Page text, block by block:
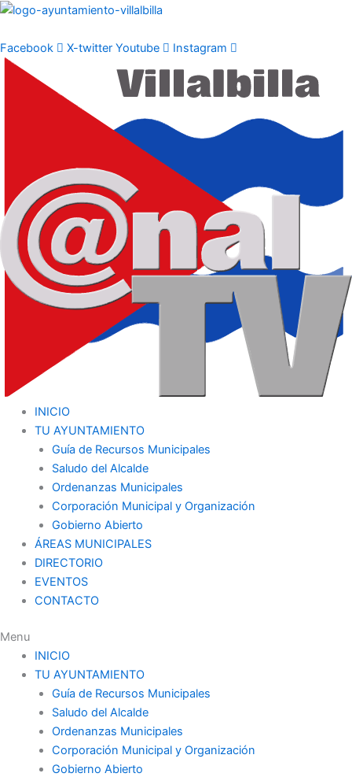
Ir
contenido
Facebook X-twitter Youtube Instagram
INICIO
TU AYUNTAMIENTO
Guía de Recursos Municipales
Saludo del Alcalde
Ordenanzas Municipales
Corporación Municipal y Organización
Gobierno Abierto
ÁREAS MUNICIPALES
DIRECTORIO
EVENTOS
CONTACTO
Menu
INICIO
TU AYUNTAMIENTO
Guía de Recursos Municipales
Saludo del Alcalde
Ordenanzas Municipales
Corporación Municipal y Organización
Gobierno Abierto